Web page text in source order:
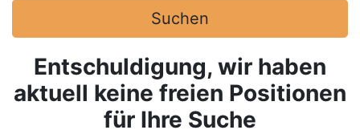
Suchen
Entschuldigung, wir haben
aktuell keine freien Positionen
für Ihre Suche